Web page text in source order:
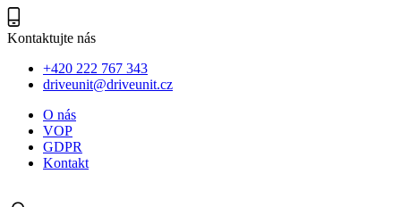
Kontaktujte nás
+420 222 767 343
driveunit@driveunit.cz
O nás
VOP
GDPR
Kontakt